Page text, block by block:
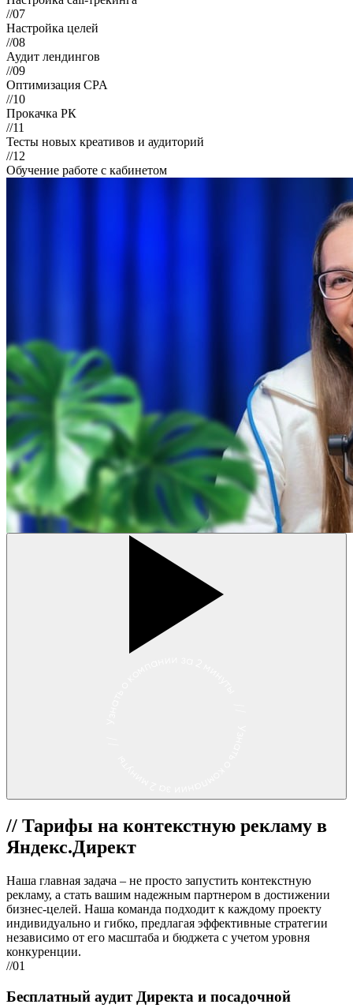
//07
Настройка целей
//08
Аудит лендингов
//09
Оптимизация CPA
//10
Прокачка РК
//11
Тесты новых креативов и аудиторий
//12
Обучение работе с кабинетом
// Тарифы на контекстную рекламу в
Яндекс.Директ
Наша главная задача – не просто запустить контекстную
рекламу, а стать вашим надежным партнером в достижении
бизнес-целей. Наша команда подходит к каждому проекту
индивидуально и гибко, предлагая эффективные стратегии
независимо от его масштаба и бюджета с учетом уровня
конкуренции.
//01
Бесплатный аудит Директа и посадочной